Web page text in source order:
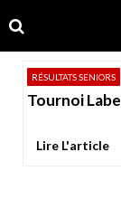
to
navigation
to
content
RÉSULTATS SENIORS
Tournoi
Lire L'article